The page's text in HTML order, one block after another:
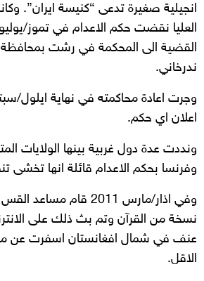
انجيلية صغيرة تدعى “كنيسة ايران”.
القضية الى المحكمة في رشت
ندرخاني.
اعلان اي حكم.
ونددت عدة دول غربية بينها الولايات
وفرنسا بحكم الاعدام قائلة انها تخشى
وفي اذار/مارس 2011 قام
نسخة من القرآن وتم بث ذلك على
الاقل.